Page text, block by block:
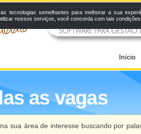
Início
as vagas
sua área de interesse buscando por
tecnologias semelhantes para melhorar a sua
nossos serviços, você concorda com tais